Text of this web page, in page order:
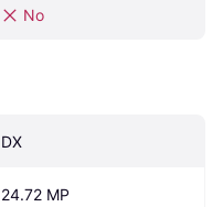
No
DX
24.72 MP